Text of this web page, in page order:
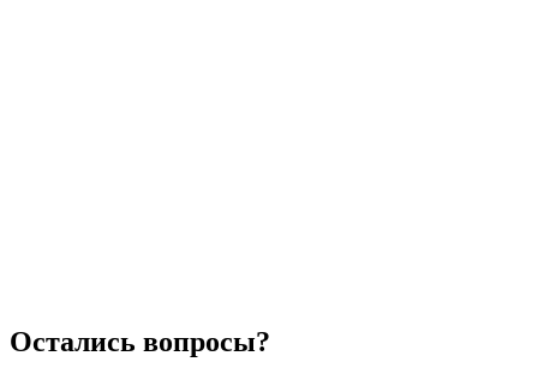
Остались вопросы?